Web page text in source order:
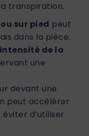
transpiration.
sur pied peut
dans la pièce.
de la
une
devant une
peut accélérer
d’utiliser